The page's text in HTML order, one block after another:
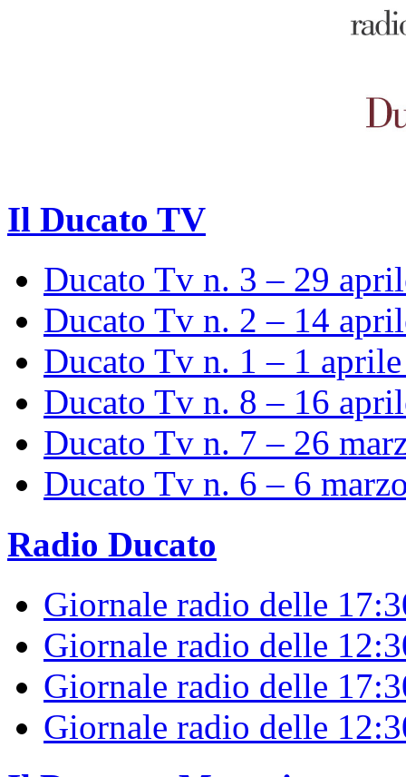
Il Ducato TV
Ducato Tv n. 3 – 29
Ducato Tv n. 2 – 14
Ducato Tv n. 1 – 1
Ducato Tv n. 8 – 16
Ducato Tv n. 7 – 26
Ducato Tv n. 6 – 6
Radio Ducato
Giornale radio delle
Giornale radio delle
Giornale radio delle
Giornale radio delle